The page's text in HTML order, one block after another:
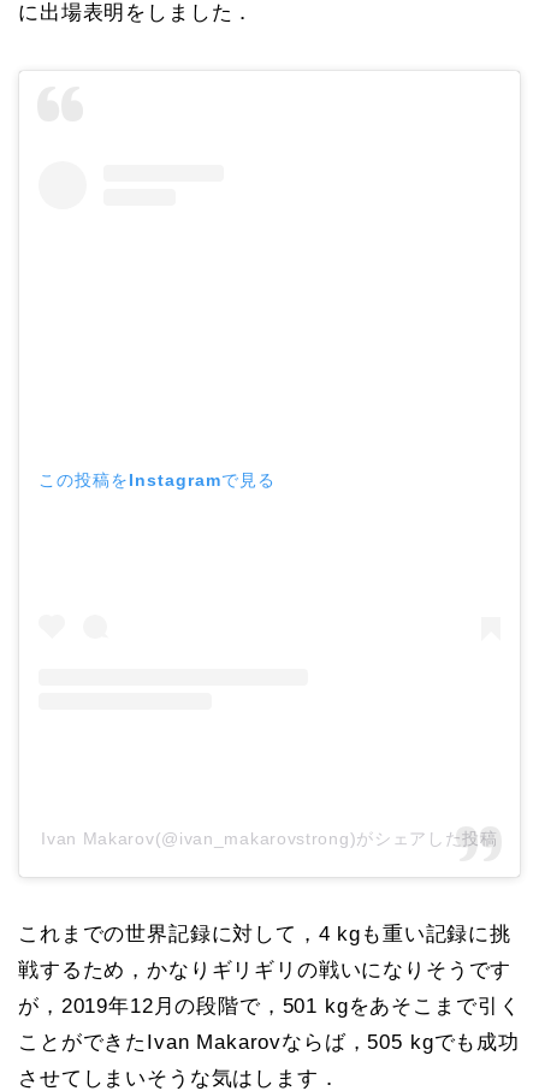
に出場表明をしました．
この投稿をInstagramで見る
Ivan Makarov(@ivan_makarovstrong)がシェアした投稿
これまでの世界記録に対して，4 kgも重い記録に挑
戦するため，かなりギリギリの戦いになりそうです
が，2019年12月の段階で，501 kgをあそこまで引く
ことができたIvan Makarovならば，505 kgでも成功
させてしまいそうな気はします．